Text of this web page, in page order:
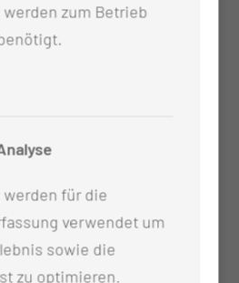
werden zum Betrieb
werden für die
verwendet um
sowie die
zu optimieren.